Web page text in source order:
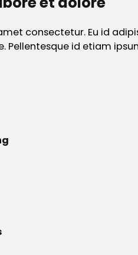
consectetur. Eu id
Pellentesque id etiam